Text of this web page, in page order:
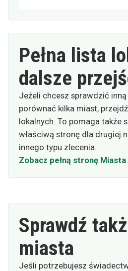
Pełna lista
dalsze
Jeżeli chcesz sprawdzić
porównać kilka miast,
lokalnych. To pomaga także
właściwą stronę dla drugiej
innego typu zlecenia.
Zobacz pełną stronę Miasta
Sprawdź
miasta
Jeśli potrzebujesz